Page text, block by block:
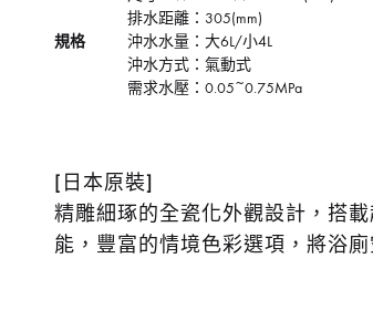
規格
排水距離：305(mm)
沖水水量：大6L/小4L
沖水方式：氣動式
需求水壓：0.05~0.75MPa
[日本原裝]
精雕細琢的全瓷化外觀設計，搭
能，豐富的情境色彩選項，將浴